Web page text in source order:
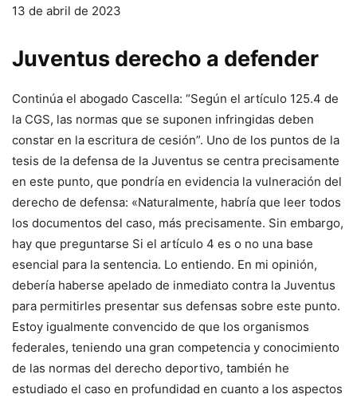
13 de abril de 2023
Juventus derecho a defender
Continúa el abogado Cascella: “Según el artículo 125.4 de
la CGS, las normas que se suponen infringidas deben
constar en la escritura de cesión”. Uno de los puntos de la
tesis de la defensa de la Juventus se centra precisamente
en este punto, que pondría en evidencia la vulneración del
derecho de defensa: «Naturalmente, habría que leer todos
los documentos del caso, más precisamente. Sin embargo,
hay que preguntarse Si el artículo 4 es o no una base
esencial para la sentencia. Lo entiendo. En mi opinión,
debería haberse apelado de inmediato contra la Juventus
para permitirles presentar sus defensas sobre este punto.
Estoy igualmente convencido de que los organismos
federales, teniendo una gran competencia y conocimiento
de las normas del derecho deportivo, también he
estudiado el caso en profundidad en cuanto a los aspectos